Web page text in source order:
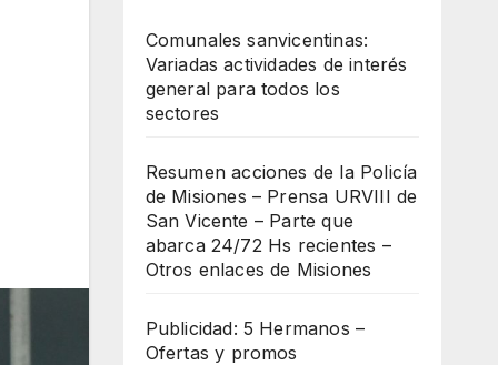
Comunales sanvicentinas:
Variadas actividades de interés
general para todos los
sectores
Resumen acciones de la Policía
de Misiones – Prensa URVIII de
San Vicente – Parte que
abarca 24/72 Hs recientes –
Otros enlaces de Misiones
Publicidad: 5 Hermanos –
Ofertas y promos